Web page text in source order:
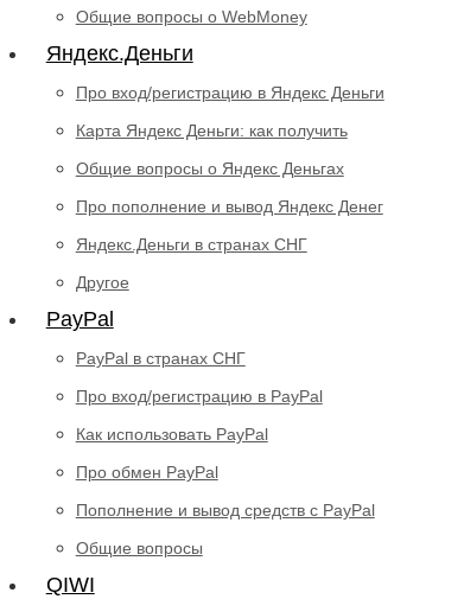
Общие вопросы о WebMoney
Яндекс.Деньги
Про вход/регистрацию в Яндекс Деньги
Карта Яндекс Деньги: как получить
Общие вопросы о Яндекс Деньгах
Про пополнение и вывод Яндекс Денег
Яндекс.Деньги в странах СНГ
Другое
PayPal
PayPal в странах СНГ
Про вход/регистрацию в PayPal
Как использовать PayPal
Про обмен PayPal
Пополнение и вывод средств с PayPal
Общие вопросы
QIWI